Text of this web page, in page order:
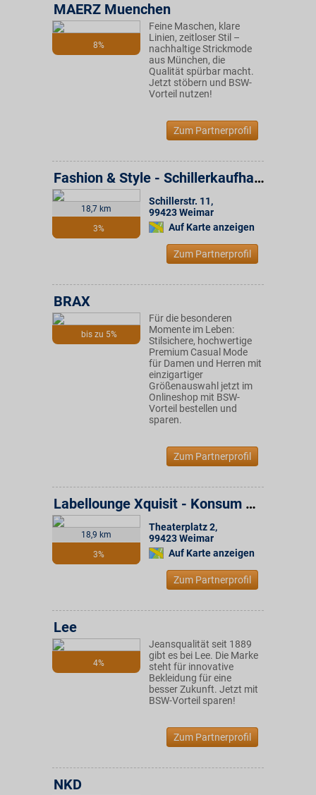
8%
MAERZ Muenchen
Feine Maschen, klare
Linien, zeitloser Stil –
nachhaltige Strickmode
aus München, die
Qualität spürbar macht.
Jetzt stöbern und BSW-
Vorteil nutzen!
Zum Partnerprofil
18,7 km
3%
Fashion & Style - Schillerkaufhaus - Konsum Weimar Gruppe
Schillerstr. 11,
99423Weimar
Auf Karte anzeigen
Zum Partnerprofil
bis zu 5%
BRAX
Für die besonderen
Momente im Leben:
Stilsichere, hochwertige
Premium Casual Mode
für Damen und Herren mit
einzigartiger
Größenauswahl jetzt im
Onlineshop mit BSW-
Vorteil bestellen und
sparen.
Zum Partnerprofil
18,9 km
3%
Labellounge Xquisit - Konsum Weimar Gruppe
Theaterplatz 2,
99423Weimar
Auf Karte anzeigen
Zum Partnerprofil
4%
Lee
Jeansqualität seit 1889
gibt es bei Lee. Die Marke
steht für innovative
Bekleidung für eine
besser Zukunft. Jetzt mit
BSW-Vorteil sparen!
Zum Partnerprofil
NKD